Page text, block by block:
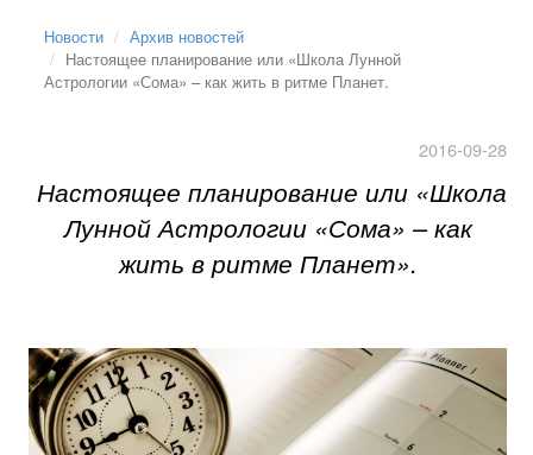
Новости
Архив новостей
Настоящее планирование или «Школа Лунной
Астрологии «Сома» – как жить в ритме Планет.
2016-09-28
Настоящее планирование или «Школа
Лунной Астрологии «Сома» – как
жить в ритме Планет».